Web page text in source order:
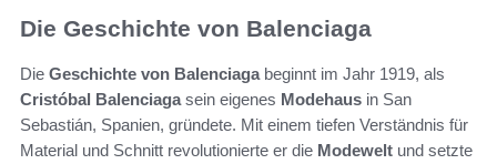
Die Geschichte von Balenciaga
Die Geschichte von Balenciagabeginnt im Jahr 1919, als
Cristóbal Balenciagasein eigenes Modehaus in San
Sebastián, Spanien, gründete. Mit einem tiefen Verständnis für
Material und Schnitt revolutionierte er die Modewelt und setzte